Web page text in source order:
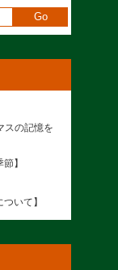
スの記憶を
】
いて】